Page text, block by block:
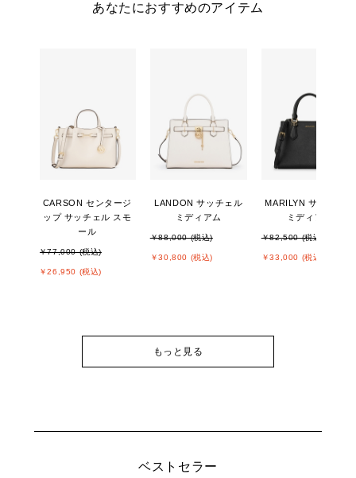
あなたにおすすめのアイテム
CARSON センタージ
ップ サッチェル スモ
ール
￥77,000 (税込)
￥26,950 (税込)
LANDON サッチェル
ミディアム
￥88,000 (税込)
￥30,800 (税込)
MARILYN サッチェル
ミディアム
￥82,500 (税込)
￥33,000 (税込)
もっと見る
ベストセラー